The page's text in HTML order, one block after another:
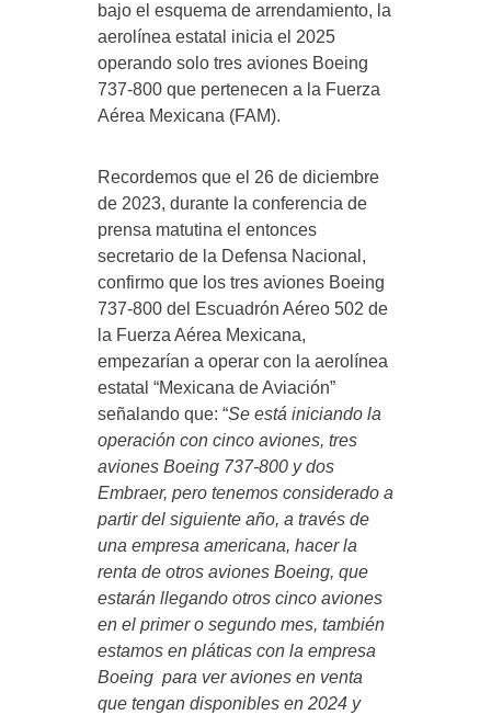
bajo el esquema de arrendamiento, la
aerolínea estatal inicia el 2025
operando solo tres aviones Boeing
737-800 que pertenecen a la Fuerza
Aérea Mexicana (FAM).
Recordemos que el 26 de diciembre
de 2023, durante la conferencia de
prensa matutina el entonces
secretario de la Defensa Nacional,
confirmo que los tres aviones Boeing
737-800 del Escuadrón Aéreo 502 de
la Fuerza Aérea Mexicana,
empezarían a operar con la aerolínea
estatal “Mexicana de Aviación”
señalando que: “Se está iniciando la
operación con cinco aviones, tres
aviones Boeing 737-800 y dos
Embraer, pero tenemos considerado a
partir del siguiente año, a través de
una empresa americana, hacer la
renta de otros aviones Boeing, que
estarán llegando otros cinco aviones
en el primer o segundo mes, también
estamos en pláticas con la empresa
Boeing para ver aviones en venta
que tengan disponibles en 2024 y